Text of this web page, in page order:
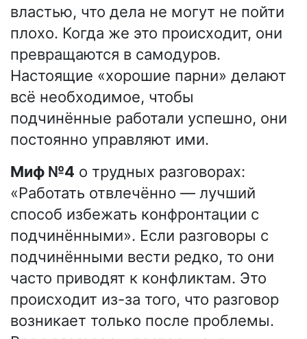
властью, что дела не могут не пойти
плохо. Когда же это происходит, они
превращаются в самодуров.
Настоящие «хорошие парни» делают
всё необходимое, чтобы
подчинённые работали успешно, они
постоянно управляют ими.
Миф №4 о трудных разговорах:
«Работать отвлечённо — лучший
способ избежать конфронтации с
подчинёнными». Если разговоры с
подчинёнными вести редко, то они
часто приводят к конфликтам. Это
происходит из-за того, что разговор
возникает только после проблемы.